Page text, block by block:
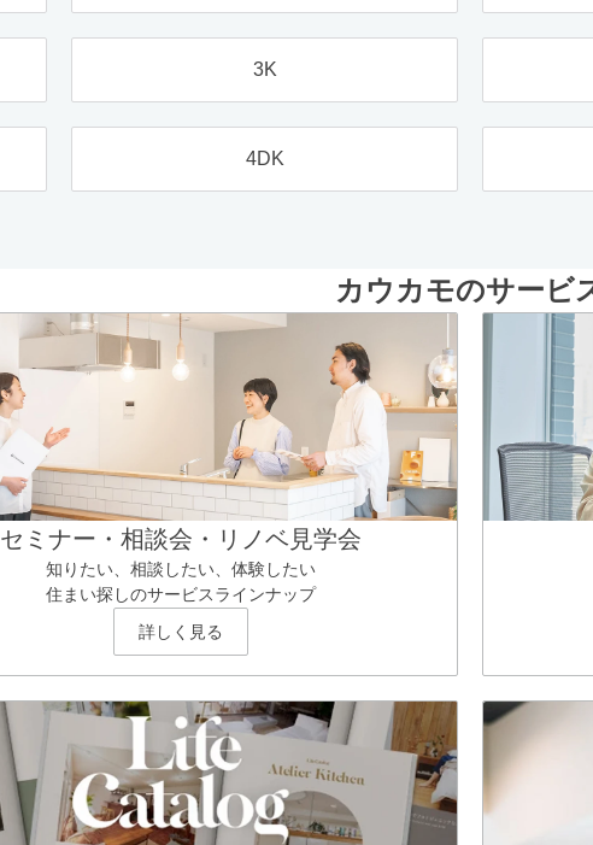
3K
4DK
カウカモのサービ
セミナー・相談会・リノベ見学会
知りたい、相談したい、体験したい
住まい探しのサービスラインナップ
詳しく見る